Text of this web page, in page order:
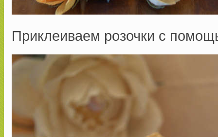
Приклеиваем розочки с